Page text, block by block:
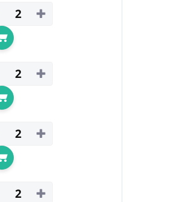
+
Do košíka
+
Do košíka
+
Do košíka
+